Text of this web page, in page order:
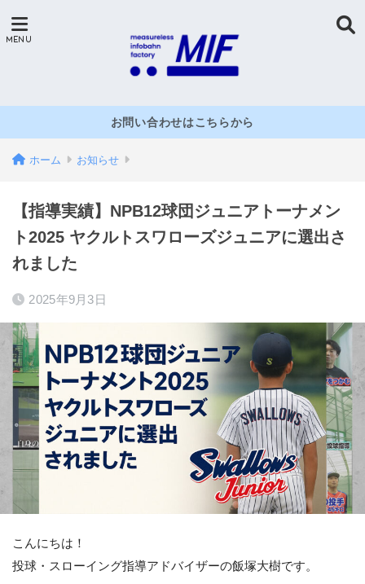
お問い合わせはこちらから
ホーム お知らせ
【指導実績】NPB12球団ジュニアトーナメン
ト2025 ヤクルトスワローズジュニアに選出さ
れました
2025年9月3日
こんにちは！
投球・スローイング指導アドバイザーの飯塚大樹です。